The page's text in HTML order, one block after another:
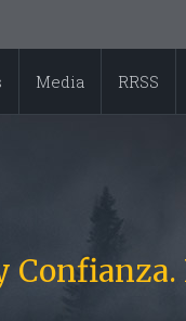
Media RRSS
Confianza.